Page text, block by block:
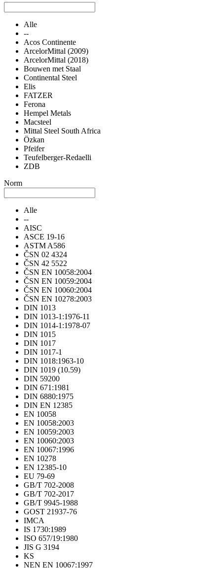
Alle
--
Acos Continente
ArcelorMittal (2009)
ArcelorMittal (2018)
Bouwen met Staal
Continental Steel
Elis
FATZER
Ferona
Hempel Metals
Macsteel
Mittal Steel South Africa
Özkan
Pfeifer
Teufelberger-Redaelli
ZDB
Norm
Alle
--
AISC
ASCE 19-16
ASTM A586
ČSN 02 4324
ČSN 42 5522
ČSN EN 10058:2004
ČSN EN 10059:2004
ČSN EN 10060:2004
ČSN EN 10278:2003
DIN 1013
DIN 1013-1:1976-11
DIN 1014-1:1978-07
DIN 1015
DIN 1017
DIN 1017-1
DIN 1018:1963-10
DIN 1019 (10.59)
DIN 59200
DIN 671:1981
DIN 6880:1975
DIN EN 12385
EN 10058
EN 10058:2003
EN 10059:2003
EN 10060:2003
EN 10067:1996
EN 10278
EN 12385-10
EU 79-69
GB/T 702-2008
GB/T 702-2017
GB/T 9945-1988
GOST 21937-76
IMCA
IS 1730:1989
ISO 657/19:1980
JIS G 3194
KS
NEN EN 10067:1997